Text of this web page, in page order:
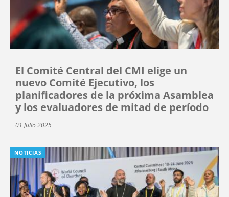
El Comité Central del CMI elige un
nuevo Comité Ejecutivo, los
planificadores de la próxima Asamblea
y los evaluadores de mitad de período
01 Julio 2025
NOTICIAS